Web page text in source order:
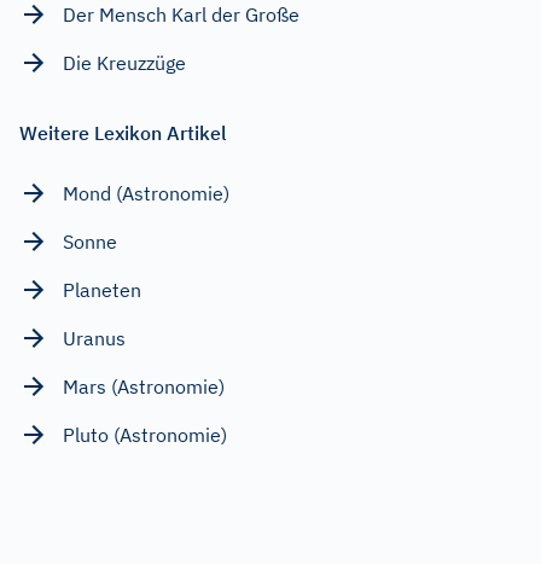
Der Mensch Karl der Große
Die Kreuzzüge
Weitere Lexikon Artikel
Mond (Astronomie)
Sonne
Planeten
Uranus
Mars (Astronomie)
Pluto (Astronomie)